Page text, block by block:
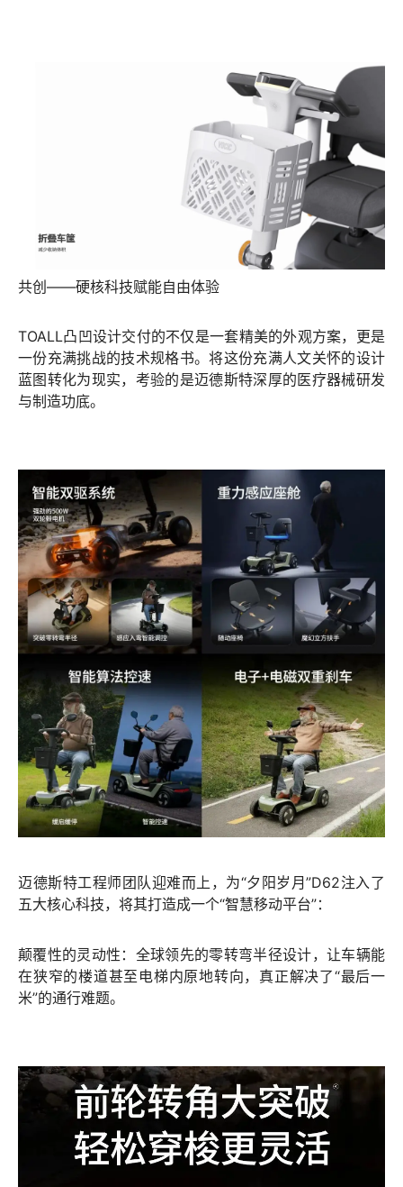
共创——硬核科技赋能自由体验
TOALL凸凹设计交付的不仅是一套精美的外观方案，更是
一份充满挑战的技术规格书。将这份充满人文关怀的设计
蓝图转化为现实，考验的是迈德斯特深厚的医疗器械研发
与制造功底。
迈德斯特工程师团队迎难而上，为“夕阳岁月”D62注入了
五大核心科技，将其打造成一个“智慧移动平台”：
颠覆性的灵动性：全球领先的零转弯半径设计，让车辆能
在狭窄的楼道甚至电梯内原地转向，真正解决了“最后一
米”的通行难题。